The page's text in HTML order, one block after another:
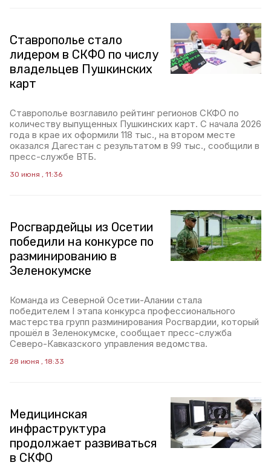
Ставрополье стало
лидером в СКФО по числу
владельцев Пушкинских
карт
Ставрополье возглавило рейтинг регионов СКФО по
количеству выпущенных Пушкинских карт. С начала 2026
года в крае их оформили 118 тыс., на втором месте
оказался Дагестан с результатом в 99 тыс., сообщили в
пресс-службе ВТБ.
30 июня , 11:36
Росгвардейцы из Осетии
победили на конкурсе по
разминированию в
Зеленокумске
Команда из Северной Осетии-Алании стала
победителем I этапа конкурса профессионального
мастерства групп разминирования Росгвардии, который
прошёл в Зеленокумске, сообщает пресс-служба
Северо-Кавказского управления ведомства.
28 июня , 18:33
Медицинская
инфраструктура
продолжает развиваться
в СКФО